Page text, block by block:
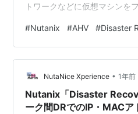
トワークなどに仮想マシンを
次 1.今回の環境 2. NGTのイ
のマッピング 4. フェイルオ
ックしたらどうなる？ 1.今回
10.3Prism Central: p…
#Nutanix #AHV #Disaster
NutaNice Xperience • 1年前
Nutanix「Disaster
ーク間DRでのIP・MACア